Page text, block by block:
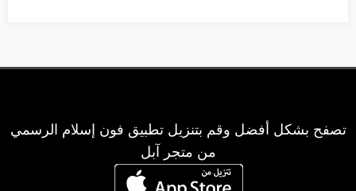
تصفح بشكل أفضل وقم بتنزيل تطبيق فون إسلام الرسمي
من متجر آبل